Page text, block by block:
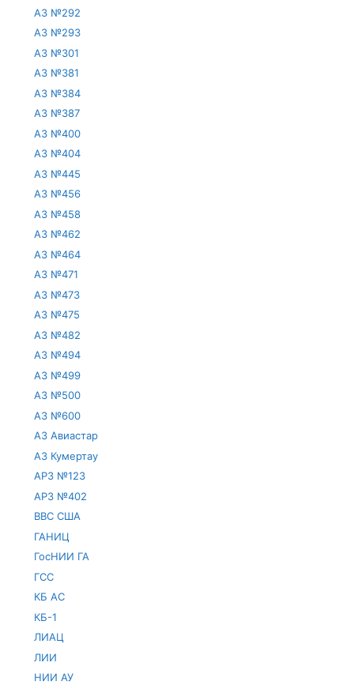
АЗ №292
АЗ №293
АЗ №301
АЗ №381
АЗ №384
АЗ №387
АЗ №400
АЗ №404
АЗ №445
АЗ №456
АЗ №458
АЗ №462
АЗ №464
АЗ №471
АЗ №473
АЗ №475
АЗ №482
АЗ №494
АЗ №499
АЗ №500
АЗ №600
АЗ Авиастар
АЗ Кумертау
АРЗ №123
АРЗ №402
ВВС США
ГАНИЦ
ГосНИИ ГА
ГСС
КБ АС
КБ-1
ЛИАЦ
ЛИИ
НИИ АУ